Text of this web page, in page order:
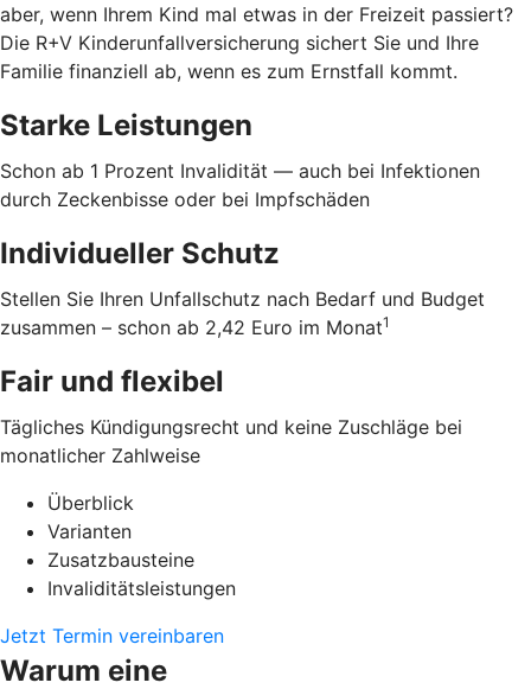
aber, wenn Ihrem Kind mal etwas in der Freizeit passiert?
Die R+V Kinderunfallversicherung sichert Sie und Ihre
Familie finanziell ab, wenn es zum Ernstfall kommt.
Starke Leistungen
Schon ab 1 Prozent Invalidität — auch bei Infektionen
durch Zeckenbisse oder bei Impfschäden
Individueller Schutz
Stellen Sie Ihren Unfallschutz nach Bedarf und Budget
zusammen – schon ab 2,42 Euro im Monat1
Fair und flexibel
Tägliches Kündigungsrecht und keine Zuschläge bei
monatlicher Zahlweise
Überblick
Varianten
Zusatzbausteine
Invaliditätsleistungen
Jetzt Termin vereinbaren
Warum eine